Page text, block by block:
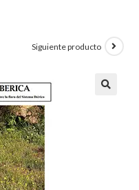
Siguiente producto